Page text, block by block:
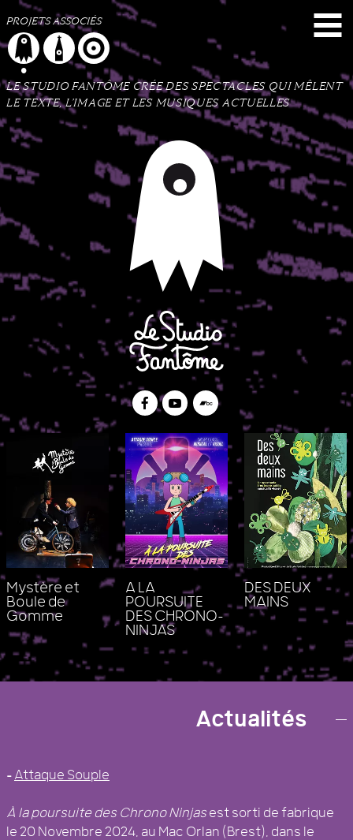
Menu Contenu Plan du site
PROJETS ASSOCIÉS
LE STUDIO FANTÔME CRÉE DES SPECTACLES QUI MÊLENT
LE TEXTE, L’IMAGE ET LES MUSIQUES ACTUELLES
Le Studio Fantôme Collectif
Bandcamp
Mystère et
Boule de
Gomme
A LA
POURSUITE
DES CHRONO-
NINJAS
DES DEUX
MAINS
COLLECTIF D’ARTISTES BRESTActualités
– Attaque Souple
À la poursuite des Chrono Ninjas est sorti de fabrique
le 20 Novembre 2024, au Mac Orlan (Brest), dans le